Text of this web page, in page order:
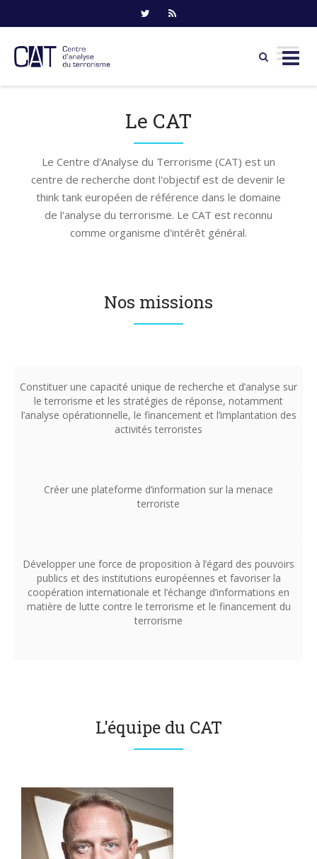
Le CAT
Le Centre d'Analyse du Terrorisme (CAT) est un
centre de recherche dont l'objectif est de devenir le
think tank européen de référence dans le domaine
de l'analyse du terrorisme. Le CAT est reconnu
comme organisme d'intérêt général.
Nos missions
Constituer une capacité unique de recherche et d’analyse sur
le terrorisme et les stratégies de réponse, notamment
l’analyse opérationnelle, le financement et l’implantation des
activités terroristes
Créer une plateforme d’information sur la menace
terroriste
Développer une force de proposition à l’égard des pouvoirs
publics et des institutions européennes et favoriser la
coopération internationale et l’échange d’informations en
matière de lutte contre le terrorisme et le financement du
terrorisme
L'équipe du CAT